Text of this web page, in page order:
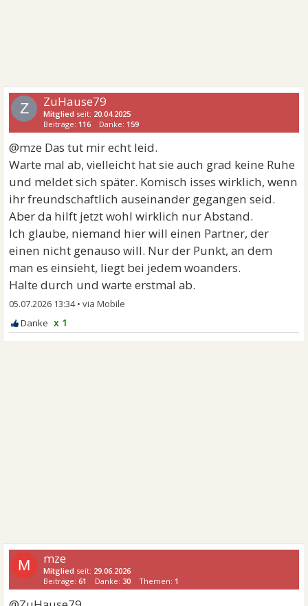
Z ZuHause79
Mitglied seit: 20.04.2025
Beiträge: 116 Danke: 159
@mze Das tut mir echt leid.
Warte mal ab, vielleicht hat sie auch grad keine Ruhe
und meldet sich später. Komisch isses wirklich, wenn
ihr freundschaftlich auseinander gegangen seid.
Aber da hilft jetzt wohl wirklich nur Abstand.
Ich glaube, niemand hier will einen Partner, der
einen nicht genauso will. Nur der Punkt, an dem
man es einsieht, liegt bei jedem woanders.
Halte durch und warte erstmal ab.
05.07.2026 13:34•
x 1
M mze
Mitglied seit: 29.06.2026
Beiträge:61 Danke:30 Themen: 1